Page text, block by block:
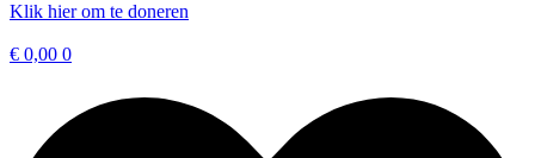
Klik hier om te doneren
€ 0,00 0